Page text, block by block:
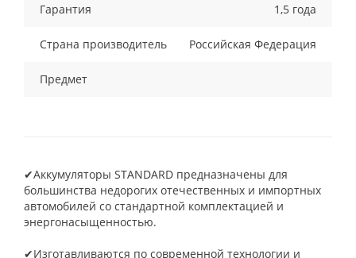
Гарантия 1,5 года
Страна производитель Российская Федерация
Предмет
✔Аккумуляторы STANDARD предназначены для
большинства недорогих отечественных и импортных
автомобилей со стандартной комплектацией и
энергонасыщенностью.
✔Изготавливаются по современной технологии и